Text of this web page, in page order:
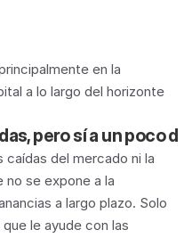
en la
a lo largo del horizonte
pero sí a un poco
caídas del mercado ni la
se expone a la
a largo plazo. Solo
le ayude con las